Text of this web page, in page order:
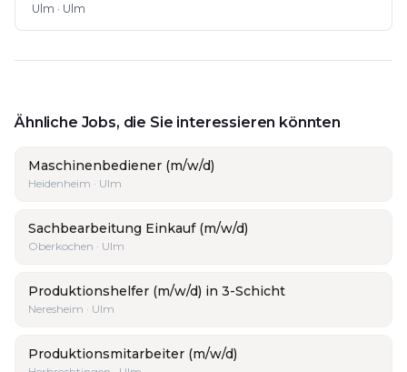
Ulm · Ulm
Ähnliche Jobs, die Sie interessieren könnten
Maschinenbediener (m/w/d)
Heidenheim · Ulm
Sachbearbeitung Einkauf (m/w/d)
Oberkochen · Ulm
Produktionshelfer (m/w/d) in 3-Schicht
Neresheim · Ulm
Produktionsmitarbeiter (m/w/d)